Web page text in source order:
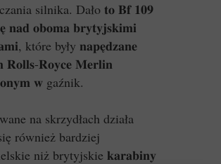
silnika. Dało 𝐭𝐨 𝐁𝐟 𝟏𝟎𝟗
𝐧𝐚𝐝 𝐨𝐛𝐨𝐦𝐚 𝐛𝐫𝐲𝐭𝐲𝐣𝐬𝐤𝐢𝐦𝐢
które były 𝐧𝐚𝐩𝐞̨𝐝𝐳𝐚𝐧𝐞
𝐑𝐨𝐥𝐥𝐬-𝐑𝐨𝐲𝐜𝐞 𝐌𝐞𝐫𝐥𝐢𝐧
𝐰 gaźnik.
na skrzydłach działa
również bardziej
niż brytyjskie 𝐤𝐚𝐫𝐚𝐛𝐢𝐧𝐲